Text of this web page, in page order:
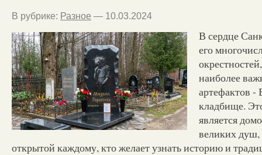
В рубрике: Разное — 10.03.2024
В сердце
его
наиболее
артефактов -
кладбище.
является
великих
открытой каждому, кто желает узнать историю и